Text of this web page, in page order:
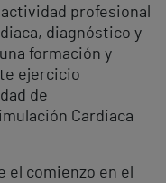
profesional
diagnóstico y
formación y
ejercicio
de
Cardiaca
el comienzo en el